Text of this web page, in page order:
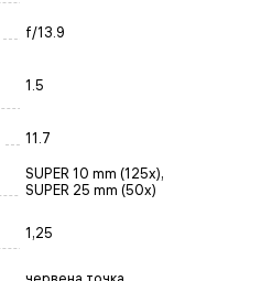
f/13.9
1.5
11.7
SUPER 10 mm (125x),
SUPER 25 mm (50x)
1,25